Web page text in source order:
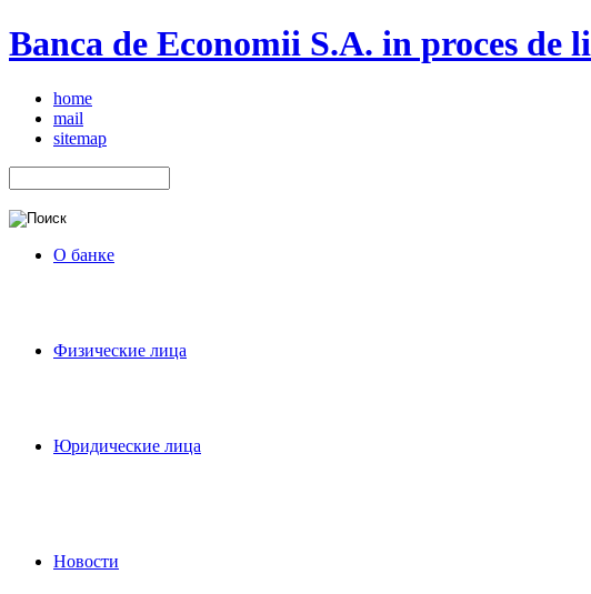
Banca de Economii S.A. in proces de
home
mail
sitemap
О банке
Физические лица
Юридические лица
Новости